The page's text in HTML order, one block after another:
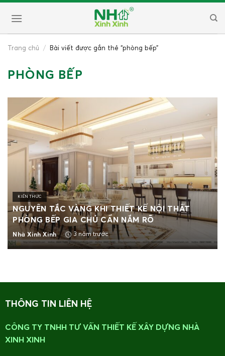
Trang chủ / Bài viết được gắn thẻ “phòng bếp”
PHÒNG BẾP
KIẾN THỨC
Nhà Xinh Xinh 3 năm trước
NGUYÊN TẮC VÀNG KHI THIẾT KẾ NỘI THẤT
PHÒNG BẾP GIA CHỦ CẦN NẮM RÕ
THÔNG TIN LIÊN HỆ
CÔNG TY TNHH TƯ VẤN THIẾT KẾ XÂY DỰNG NHÀ
XINH XINH